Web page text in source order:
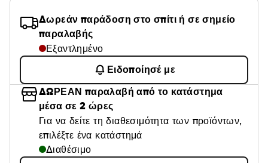
ΘαμπάδαΔωρεάν παράδοση στο σπίτι ή σε σημείο
παραλαβής
Εξαντλημένο
Ειδοποίησέ με
ΔΩΡΕΑΝ παραλαβή από το κατάστημα
μέσα σε 2 ώρες
Για να δείτε τη διαθεσιμότητα των προϊόντων,
επιλέξτε ένα κατάστημά
Διαθέσιμο